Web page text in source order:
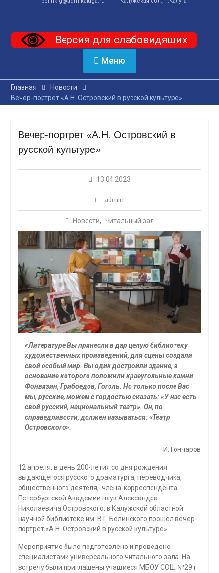
belinklg@adm.kaluga.ru
Калужская обл., г.Калуга
Версия для слабовидящих
Меню
Главная
Новости
Вечер-портрет «А.Н. Островский в русской культуре»
Вечер-портрет «А.Н. Островский в
русской культуре»
13.04.2023
admin
Новости, Читальный зал
«Литературе Вы принесли в дар целую библиотеку
художественных произведений, для сцены создали
свой особый мир. Вы один достроили здание, в
основание которого положили краеугольные камни
Фонвизин, Грибоедов, Гоголь. Но только после Вас
мы, русские, можем с гордостью сказать: «У нас есть
свой русский, национальный театр». Он, по
справедливости, должен называться: «Театр
Островского».
И. Гончаров
12 апреля, в день 200-летия со дня рождения
выдающегося русского драматурга, переводчика,
общественного деятеля, члена-корреспондента
Петербургской Академии наук Александра
Николаевича Островского, в Калужской областной
научной библиотеке им. В.Г. Белинского прошел вечер-
портрет «А.Н. Островский в русской культуре».
Мероприятие было подготовлено и проведено
специалистами универсального читального зала. На
встречу были приглашены учащиеся МБОУ СОШ №29 г.